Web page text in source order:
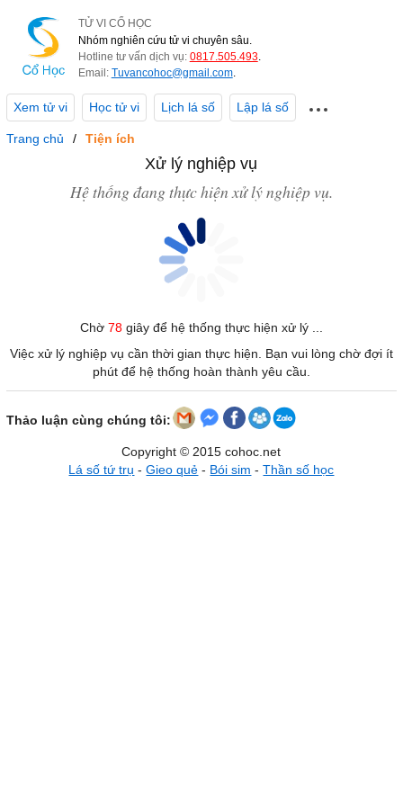
TỬ VI CỔ HỌC
Nhóm nghiên cứu tử vi chuyên sâu.
Hotline tư vấn dịch vụ: 0817.505.493.
Email: Tuvancohoc@gmail.com.
Xem tử vi Học tử vi Lịch lá số Lập lá số
Trang chủ Tiện ích
Xử lý nghiệp vụ
Hệ thống đang thực hiện xử lý nghiệp vụ.
Chờ 78giây để hệ thống thực hiện xử lý ...
Việc xử lý nghiệp vụ cần thời gian thực hiện. Bạn vui lòng chờ đợi ít
phút để hệ thống hoàn thành yêu cầu.
Thảo luận cùng chúng tôi:
Copyright © 2015 cohoc.net
Lá số tứ trụ -Gieo quẻ - Bói sim -Thần số học